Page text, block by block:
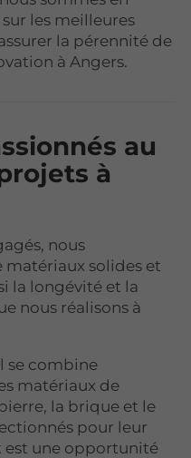
les meilleures
la pérennité de
à Angers.
au
à
nous
solides et
la longévité et la
nous réalisons à
se combine
matériaux de
la brique et le
pour leur
est une opportunité